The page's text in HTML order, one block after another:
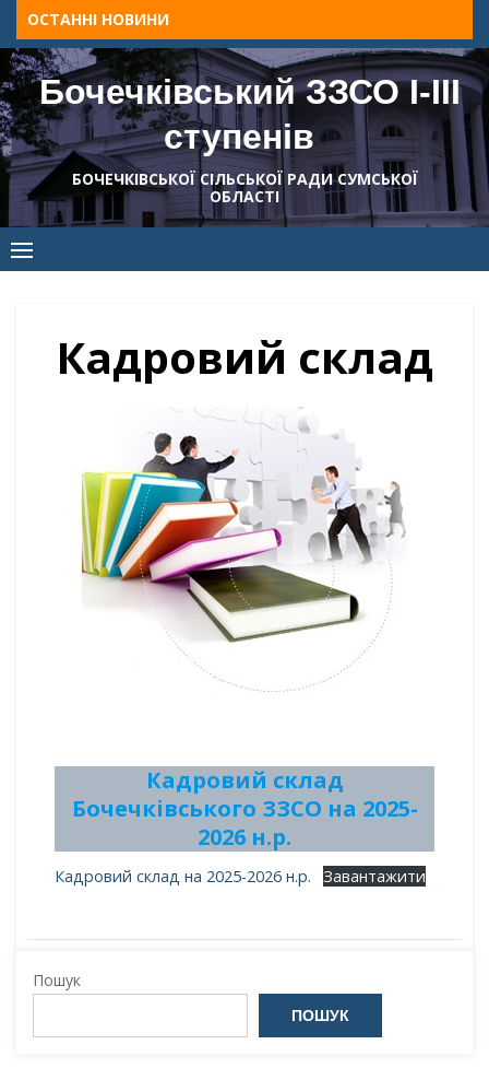
Skip
to
content
ОСТАННІ НОВИНИ
Бочечківський ЗЗСО І-ІІІ
ступенів
БОЧЕЧКІВСЬКОЇ СІЛЬСЬКОЇ РАДИ СУМСЬКОЇ
ОБЛАСТІ
Кадровий склад
Кадровий склад
Бочечківського ЗЗСО на 2025-
2026 н.р.
Кадровий склад на 2025-2026 н.р. Завантажити
Пошук
ПОШУК